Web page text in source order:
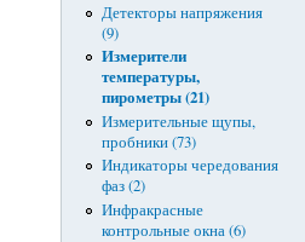
Детекторы напряжения
(9)
Измерители
температуры,
пирометры (21)
Измерительные щупы,
пробники (73)
Индикаторы чередования
фаз (2)
Инфракрасные
контрольные окна (6)